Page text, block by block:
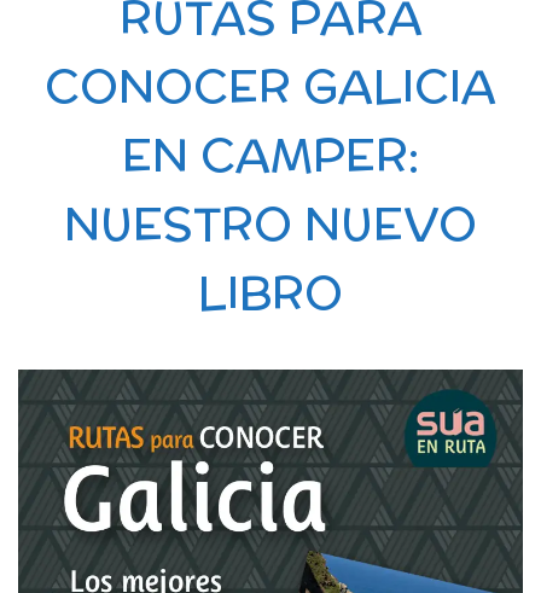
RUTAS PARA
CONOCER GALICIA
EN CAMPER:
NUESTRO NUEVO
LIBRO